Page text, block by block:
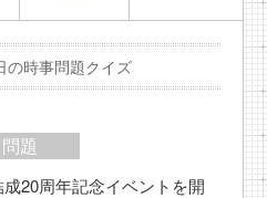
の時事問題クイズ
問題
20周年記念イベントを開